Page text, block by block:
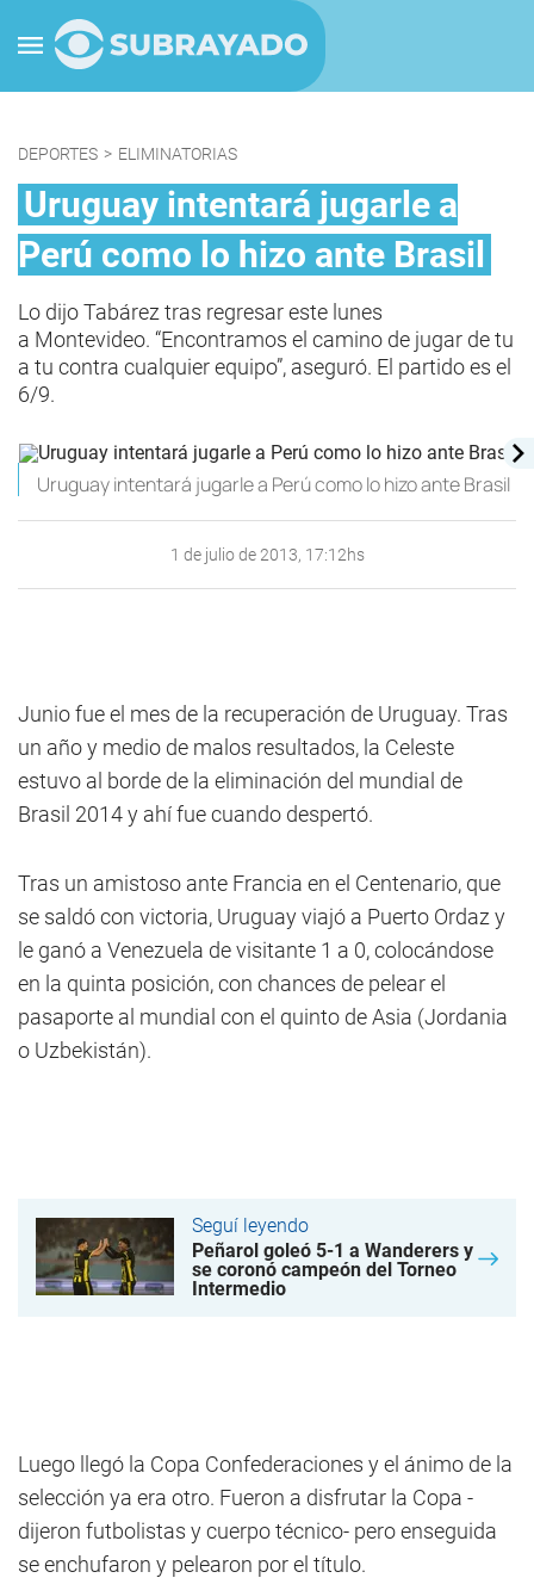
DEPORTES > ELIMINATORIAS
Uruguay intentará jugarle a
Perú como lo hizo ante Brasil
Lo dijo Tabárez tras regresar este lunes
a Montevideo. “Encontramos el camino de jugar de tu
a tu contra cualquier equipo”, aseguró. El partido es el
6/9.
Uruguay intentará jugarle a Perú como lo hizo ante Brasil
1 de julio de 2013, 17:12hs
Junio fue el mes de la recuperación de Uruguay. Tras
un año y medio de malos resultados, la Celeste
estuvo al borde de la eliminación del mundial de
Brasil 2014 y ahí fue cuando despertó.
Tras un amistoso ante Francia en el Centenario, que
se saldó con victoria, Uruguay viajó a Puerto Ordaz y
le ganó a Venezuela de visitante 1 a 0, colocándose
en la quinta posición, con chances de pelear el
pasaporte al mundial con el quinto de Asia (Jordania
o Uzbekistán).
Seguí leyendo
Peñarol goleó 5-1 a Wanderers y
se coronó campeón del Torneo
Intermedio
Luego llegó la Copa Confederaciones y el ánimo de la
selección ya era otro. Fueron a disfrutar la Copa -
dijeron futbolistas y cuerpo técnico- pero enseguida
se enchufaron y pelearon por el título.